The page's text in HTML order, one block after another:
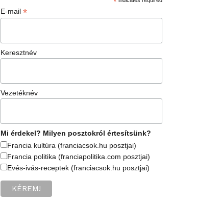
E-mail*
Keresztnév
Vezetéknév
Mi érdekel? Milyen posztokról értesítsünk?
Francia kultúra (franciacsok.hu posztjai)
Francia politika (franciapolitika.com posztjai)
Evés-ivás-receptek (franciacsok.hu posztjai)